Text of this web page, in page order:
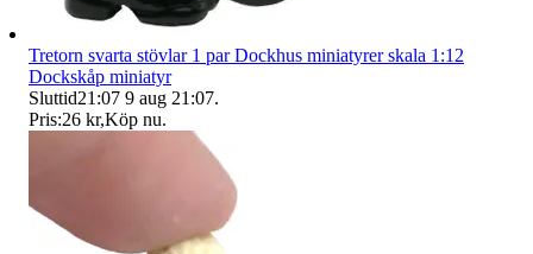
Tretorn svarta stövlar 1 par Dockhus miniatyrer skala 1:12
Dockskåp miniatyr
Sluttid21:07 9 aug 21:07.
Pris:26 kr,Köp nu.